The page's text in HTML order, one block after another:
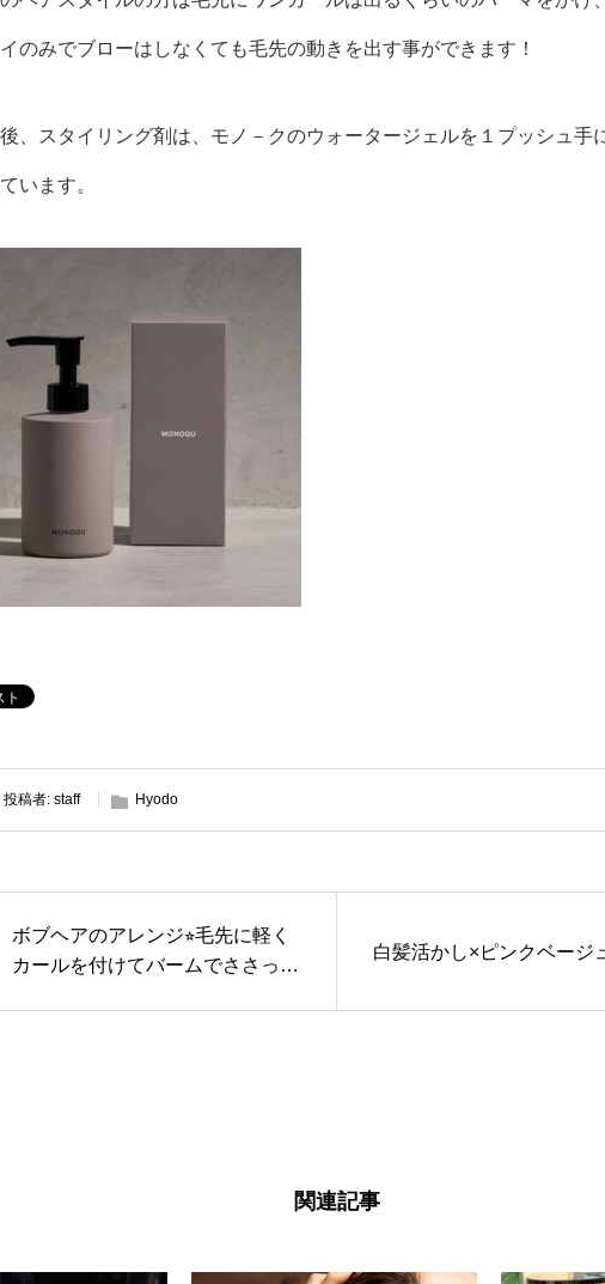
のみでブローはしなくても毛先の動きを出す事ができます！
後、スタイリング剤は、モノ－クのウォータージェルを１プッシュ手
います。
投稿者: staff Hyodo
ボブヘアのアレンジ⭐︎毛先に軽く
カールを付けてバームでささっと
白髪活かし×ピンクベージ
関連記事